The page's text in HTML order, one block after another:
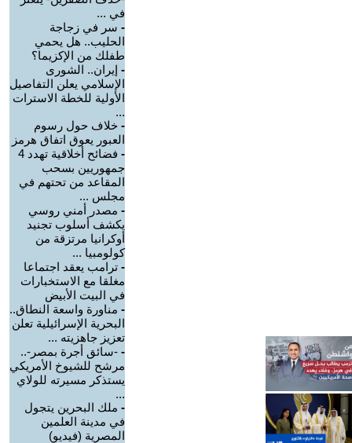
في ...
- سر في زجاجة
الحليب.. هل يحمي
طفلك من الإكزيما؟
- إيران.. الشورى
الإسلامي يعلن التفاصيل
الأولية للخطة الاسترات
...
- خلاف حول رسوم
العبور يعوق اتفاق هرمز
-
فضائح أخلاقية تهدد 4
جمهوريين بسحب
المقاعد من تحتهم في
مجلس ...
- مصدر أمني روسي
يكشف أسلوب تجنيد
أوكرانيا مرتزقة من
كولومبيا ...
- ترامب يعقد اجتماعا
مغلقا مع الاستخبارات
في البيت الأبيض
- مناورة واسعة النطاق..
البحرية الإسرائيلية تعلن
تعزيز جاهزيته ...
- -سائق أجرة بمصر-..
مرشح للشيوخ الأمريكي
يستذكر مسيرته للولاي
...
- ملك البحرين يتجول
في مدينة العلمين
المصرية (فيديو)